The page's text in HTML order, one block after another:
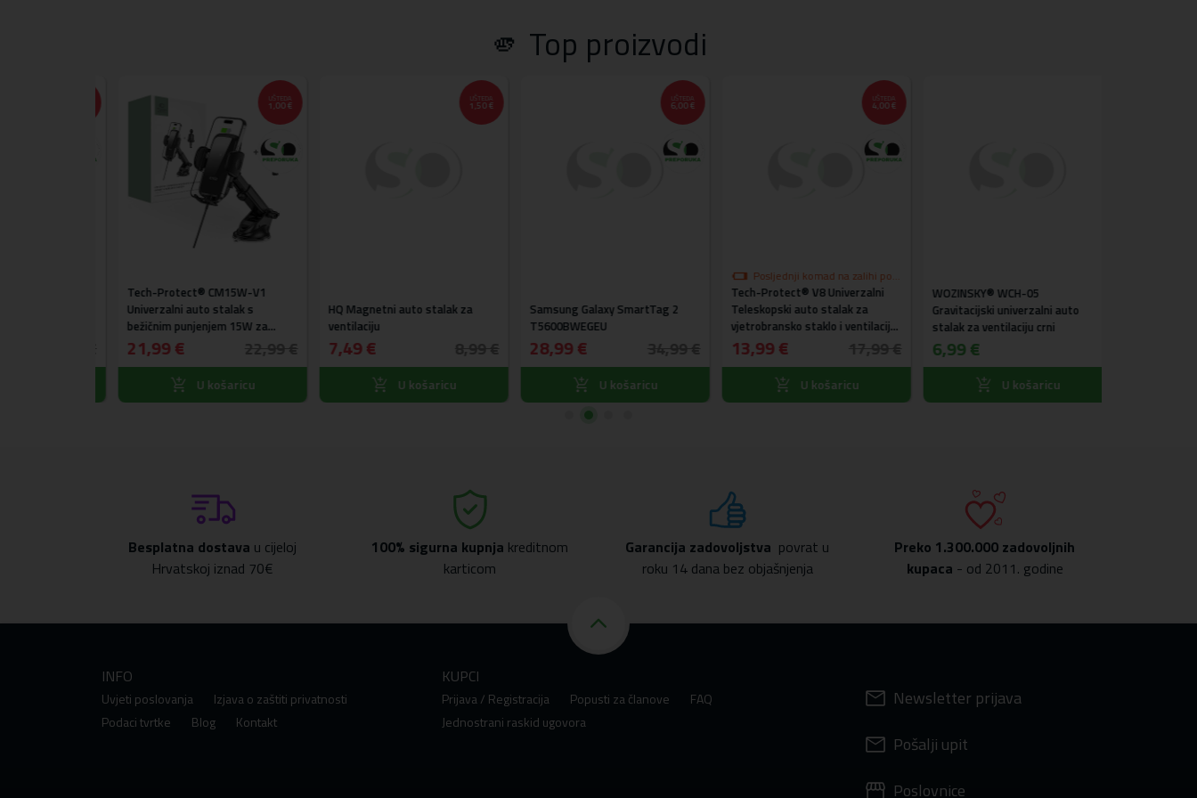
🫵 Top proizvodi
UŠTEDA
1,00 €
Tech-Protect® CM15W-V1
Univerzalni auto stalak s
bežičnim punjenjem 15W za
vjetrobransko staklo, kontrolnu
ploču i ventilaciju
21,99 €
U košaricu
UŠTEDA
1,50 €
HQ Magnetni auto stalak za
ventilaciju
7,49 €
U košaricu
UŠTEDA
6,00 €
Samsung Galaxy SmartTag 2
T5600BWEGEU
28,99 €
U košaricu
UŠTEDA
4,00 €
Posljednji komad na zalihi po
akcijskoj cijeni
Tech-Protect® V8 Univerzalni
Teleskopski auto stalak za
vjetrobransko staklo i ventilaciju
- ZAMJENSKA AMBALAŽA -
TESTIRAN - NOVI
13,99 €
U košaricu
WOZINSKY® WCH-05
Gravitacijski univerzalni auto
stalak za ventilaciju crni
6,99 €
U košaricu
Besplatna dostava u cijeloj
Hrvatskoj iznad 70€
100% sigurna kupnja kreditnom
karticom
Garancija zadovoljstva povrat u
roku 14 dana bez objašnjenja
Preko 1.300.000 zadovoljnih
kupaca - od 2011. godine
INFO
Uvjeti poslovanja
Izjava o zaštiti privatnosti
Podaci tvrtke
Blog Kontakt
KUPCI
Prijava / Registracija Popusti za članove
FAQ
Jednostrani raskid ugovora
Newsletter prijava
Pošalji upit
Poslovnice